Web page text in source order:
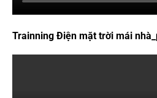
Trainning Điện mặt trời mái